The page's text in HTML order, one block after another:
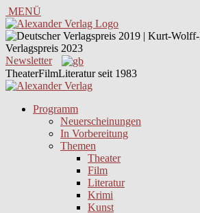
MENÜ
Newsletter
TheaterFilmLiteratur seit 1983
Programm
Neuerscheinungen
In Vorbereitung
Themen
Theater
Film
Literatur
Krimi
Kunst